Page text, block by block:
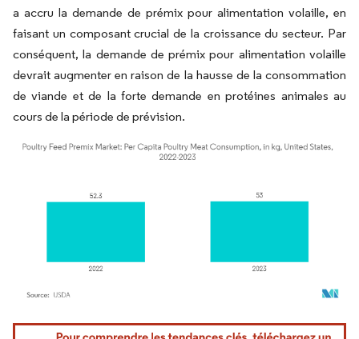
a accru la demande de prémix pour alimentation volaille, en
faisant un composant crucial de la croissance du secteur. Par
conséquent, la demande de prémix pour alimentation volaille
devrait augmenter en raison de la hausse de la consommation
de viande et de la forte demande en protéines animales au
cours de la période de prévision.
Image © Mordor Intelligence. La réutilisation nécessite une attribution sous CC BY